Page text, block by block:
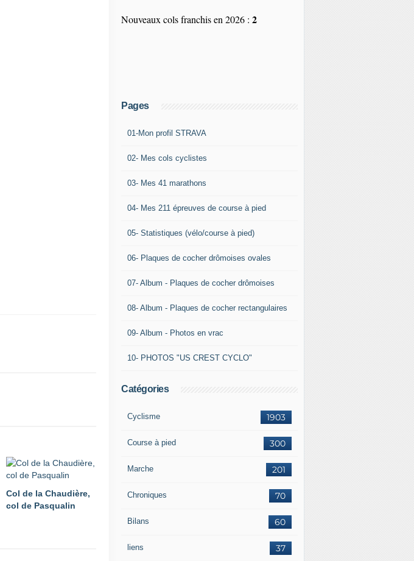
Col de la Chaudière,
col de Pasqualin
Nouveaux cols franchis en 2026 : 2
Pages
01-Mon profil STRAVA
02- Mes cols cyclistes
03- Mes 41 marathons
04- Mes 211 épreuves de course à pied
05- Statistiques (vélo/course à pied)
06- Plaques de cocher drômoises ovales
07- Album - Plaques de cocher drômoises
08- Album - Plaques de cocher rectangulaires
09- Album - Photos en vrac
10- PHOTOS "US CREST CYCLO"
Catégories
1903
Cyclisme
300
Course à pied
201
Marche
70
Chroniques
60
Bilans
37
liens